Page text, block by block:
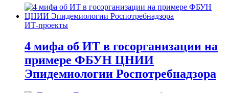
ИТ-проекты
4 мифа об ИТ в госорганизации на
примере ФБУН ЦНИИ
Эпидемиологии Роспотребнадзора